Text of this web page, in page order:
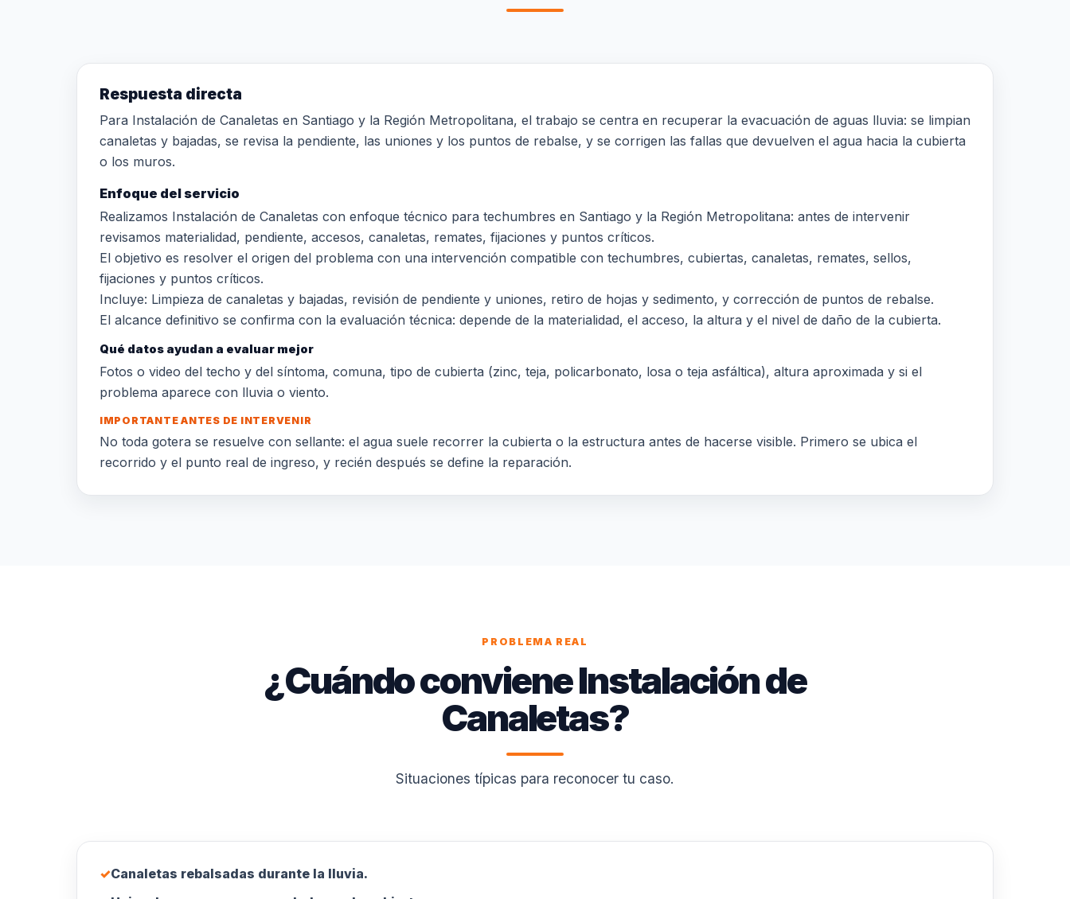
Respuesta directa
Para Instalación de Canaletas en Santiago y la Región Metropolitana, el trabajo se centra en recuperar la evacuación de aguas lluvia: se limpian
canaletas y bajadas, se revisa la pendiente, las uniones y los puntos de rebalse, y se corrigen las fallas que devuelven el agua hacia la cubierta
o los muros.
Enfoque del servicio
Realizamos Instalación de Canaletas con enfoque técnico para techumbres en Santiago y la Región Metropolitana: antes de intervenir
revisamos materialidad, pendiente, accesos, canaletas, remates, fijaciones y puntos críticos.
El objetivo es resolver el origen del problema con una intervención compatible con techumbres, cubiertas, canaletas, remates, sellos,
fijaciones y puntos críticos.
Incluye: Limpieza de canaletas y bajadas, revisión de pendiente y uniones, retiro de hojas y sedimento, y corrección de puntos de rebalse.
El alcance definitivo se confirma con la evaluación técnica: depende de la materialidad, el acceso, la altura y el nivel de daño de la cubierta.
Qué datos ayudan a evaluar mejor
Fotos o video del techo y del síntoma, comuna, tipo de cubierta (zinc, teja, policarbonato, losa o teja asfáltica), altura aproximada y si el
problema aparece con lluvia o viento.
IMPORTANTE ANTES DE INTERVENIR
No toda gotera se resuelve con sellante: el agua suele recorrer la cubierta o la estructura antes de hacerse visible. Primero se ubica el
recorrido y el punto real de ingreso, y recién después se define la reparación.
PROBLEMA REAL
¿Cuándo conviene Instalación de
Canaletas?
Situaciones típicas para reconocer tu caso.
✓Canaletas rebalsadas durante la lluvia.